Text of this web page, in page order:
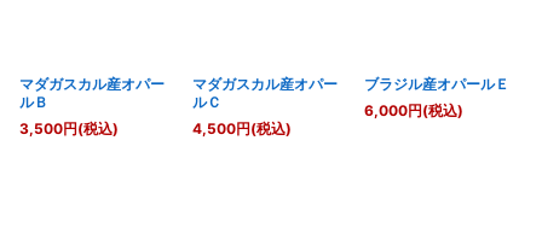
マダガスカル産オパー
ルＢ
3,500円(税込)
マダガスカル産オパー
ルＣ
4,500円(税込)
ブラジル産オパールＥ
6,000円(税込)